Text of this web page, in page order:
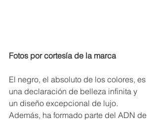
Fotos por cortesía de la marca
El negro, el absoluto de los colores, es
una declaración de belleza infinita y
un diseño excepcional de lujo.
Además, ha formado parte del ADN de